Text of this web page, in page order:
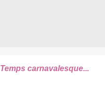
Temps carnavalesque...